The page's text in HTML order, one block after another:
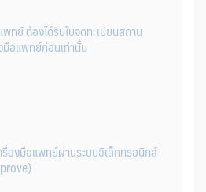
ทย์ ต้องได้รับใบจดทะเบียนสถาน
มือแพทย์ก่อนเท่านั้น
องมือแพทย์ผ่านระบบอิเล็กทรอนิกส์